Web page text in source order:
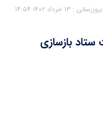
: ۱۳ خرداد ۱۴۰۲ ۱۴:۵۴
ستاد بازسازی